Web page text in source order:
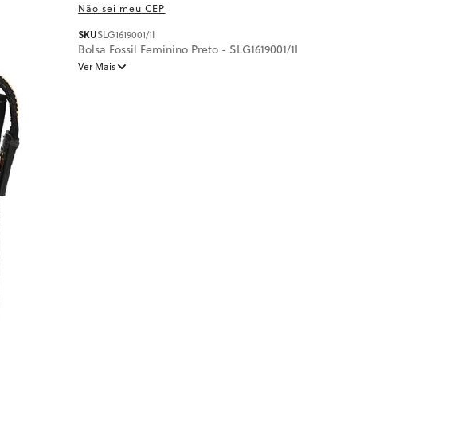
Não sei meu CEP
SKUSLG1619001/1I
Bolsa Fossil Feminino Preto - SLG1619001/1I
Ver Mais